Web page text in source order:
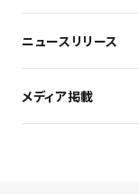
ニュースリリース
メディア掲載